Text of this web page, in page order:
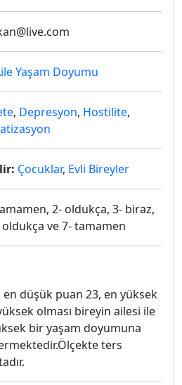
Yaşam Doyumu
, Depresyon, Hostilite,
Çocuklar, Evli Bireyler
2- oldukça, 3- biraz,
oldukça ve 7- tamamen
en düşük puan 23, en yüksek
olması bireyin ailesi ile
bir yaşam doyumuna
ters